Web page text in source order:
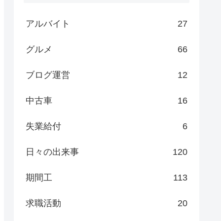
アルバイト 27
グルメ 66
ブログ運営 12
中古車 16
失業給付 6
日々の出来事 120
期間工 113
求職活動 20